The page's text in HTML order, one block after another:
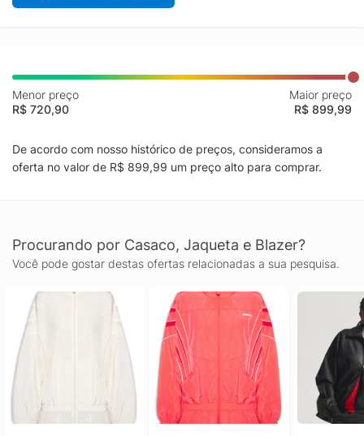
Menor preço
R$ 720,90
Maior preço
R$ 899,99
De acordo com nosso histórico de preços, consideramos a
oferta no valor de R$ 899,99 um preço alto para comprar.
Procurando por Casaco, Jaqueta e Blazer?
Você pode gostar destas ofertas relacionadas a sua pesquisa.